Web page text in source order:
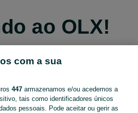
ao OLX!
com o Facebook
com o Apple
com a sua
447 armazenamos e/ou acedemos a
tais como identificadores únicos
pessoais. Pode aceitar ou gerir as